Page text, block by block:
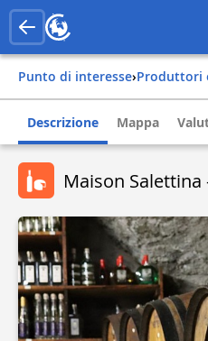
Punto di interesse›
Descrizione Mappa
Maison